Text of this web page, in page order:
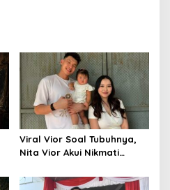
Viral Vior Soal Tubuhnya,
Nita Vior Akui Nikmati